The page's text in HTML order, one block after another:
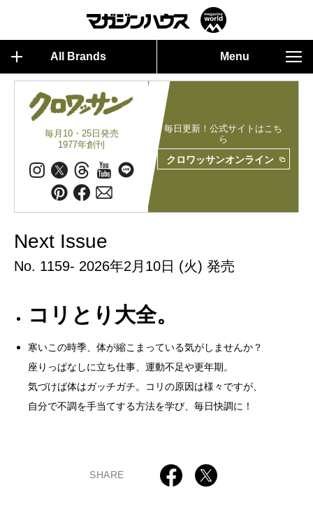
All Brands Menu
毎月10・25日発売
1977年創刊
毎日更新！公式サイトはこち
ら
クロワッサンオンライン
Next Issue
No. 1159- 2026年2月10日 (火) 発売
コリとり大全。
寒いこの時季、体が縮こまっている気がしませんか？
座りっぱなしに立ち仕事、運動不足や更年期。
気づけば体はガッチガチ。コリの原因は様々ですが、
自分で不調を手当てする方法を学び、毎日快調に！
SHARE